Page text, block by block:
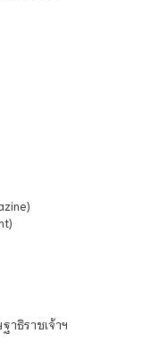
าธิราชเจ้าฯ